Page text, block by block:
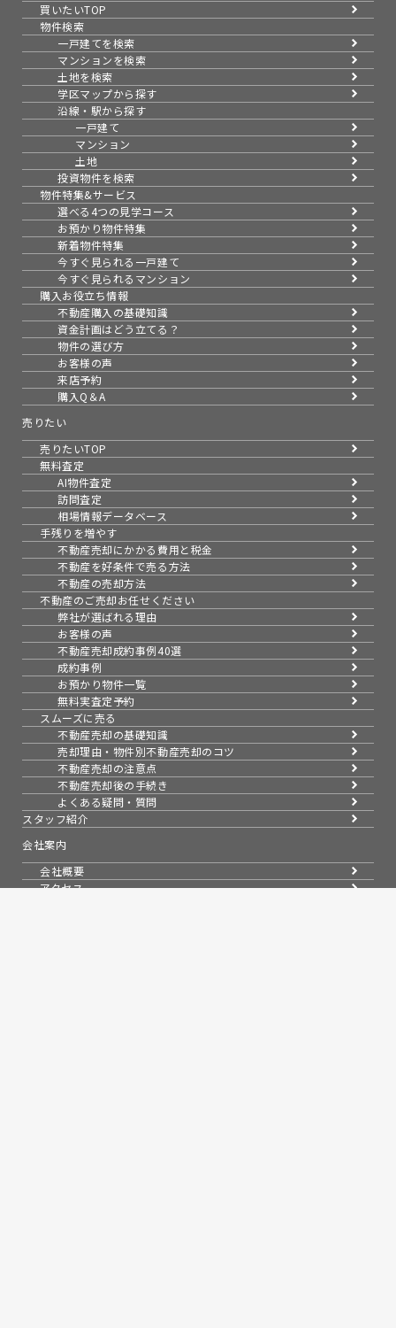
買いたいTOP
物件検索
一戸建てを検索
マンションを検索
土地を検索
学区マップから探す
沿線・駅から探す
一戸建て
マンション
土地
投資物件を検索
物件特集&サービス
選べる4つの見学コース
お預かり物件特集
新着物件特集
今すぐ見られる一戸建て
今すぐ見られるマンション
購入お役立ち情報
不動産購入の基礎知識
資金計画はどう立てる？
物件の選び方
お客様の声
来店予約
購入Q＆A
売りたい
売りたいTOP
無料査定
AI物件査定
訪問査定
相場情報データベース
手残りを増やす
不動産売却にかかる費用と税金
不動産を好条件で売る方法
不動産の売却方法
不動産のご売却お任せください
弊社が選ばれる理由
お客様の声
不動産売却成約事例40選
成約事例
お預かり物件一覧
無料実査定予約
スムーズに売る
不動産売却の基礎知識
売却理由・物件別不動産売却のコツ
不動産売却の注意点
不動産売却後の手続き
よくある疑問・質問
スタッフ紹介
会社案内
会社概要
アクセス